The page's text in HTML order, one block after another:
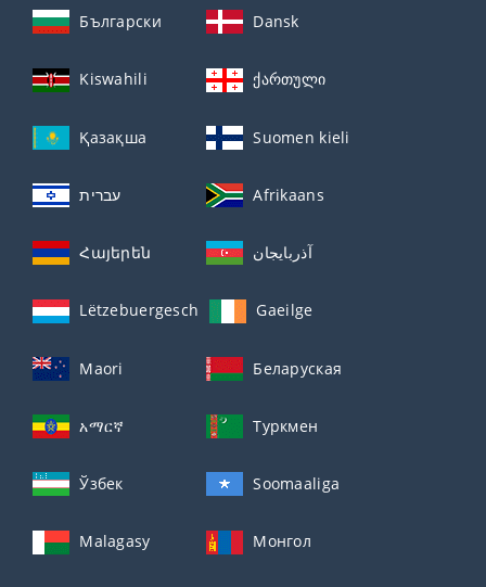
Български Dansk
Kiswahili ქართული
Қазақша Suomen kieli
עברית Afrikaans
Հայերեն آذربايجان
Lëtzebuergesch Gaeilge
Maori Беларуская
አማርኛ Туркмен
Ўзбек Soomaaliga
Malagasy Монгол